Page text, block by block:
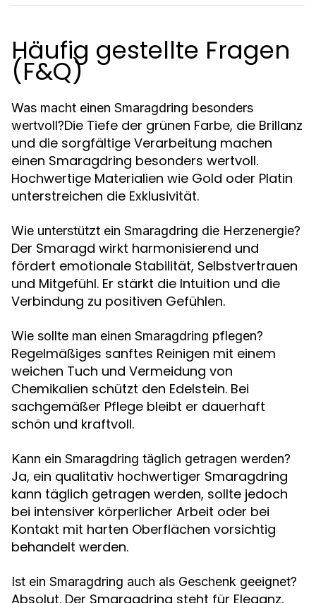
Häufig gestellte Fragen
(F&Q)
Was macht einen Smaragdring besonders
wertvoll?Die Tiefe der grünen Farbe, die Brillanz
und die sorgfältige Verarbeitung machen
einen Smaragdring besonders wertvoll.
Hochwertige Materialien wie Gold oder Platin
unterstreichen die Exklusivität.
Wie unterstützt ein Smaragdring die Herzenergie?
Der Smaragd wirkt harmonisierend und
fördert emotionale Stabilität, Selbstvertrauen
und Mitgefühl. Er stärkt die Intuition und die
Verbindung zu positiven Gefühlen.
Wie sollte man einen Smaragdring pflegen?
Regelmäßiges sanftes Reinigen mit einem
weichen Tuch und Vermeidung von
Chemikalien schützt den Edelstein. Bei
sachgemäßer Pflege bleibt er dauerhaft
schön und kraftvoll.
Kann ein Smaragdring täglich getragen werden?
Ja, ein qualitativ hochwertiger Smaragdring
kann täglich getragen werden, sollte jedoch
bei intensiver körperlicher Arbeit oder bei
Kontakt mit harten Oberflächen vorsichtig
behandelt werden.
Ist ein Smaragdring auch als Geschenk geeignet?
Absolut. Der Smaragdring steht für Eleganz,